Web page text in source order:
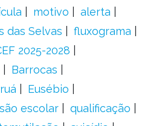
motivo
alerta
das Selvas
fluxograma
2025-2028
Barrocas
Eusébio
escolar
qualificação